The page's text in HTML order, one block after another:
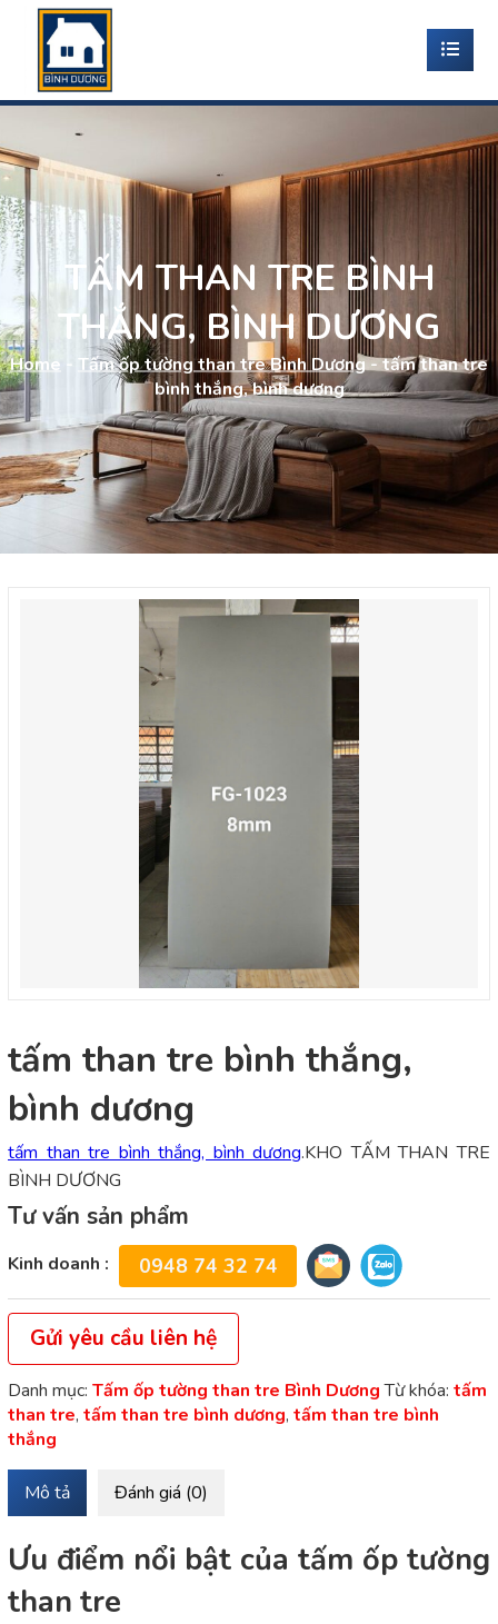
TẤM THAN TRE BÌNH
THẮNG, BÌNH DƯƠNG
Home - Tấm ốp tường than tre Bình Dương-tấm than tre
bình thắng, bình dương
tấm than tre bình thắng,
bình dương
tấm than tre bình thắng, bình dương.KHO TẤM THAN TRE
BÌNH DƯƠNG
Tư vấn sản phẩm
Kinh doanh : 0948 74 32 74
Gửi yêu cầu liên hệ
Danh mục: Tấm ốp tường than tre Bình Dương Từ khóa: tấm
than tre, tấm than tre bình dương, tấm than tre bình
thắng
Mô tả Đánh giá (0)
Ưu điểm nổi bật của tấm ốp tường
than tre